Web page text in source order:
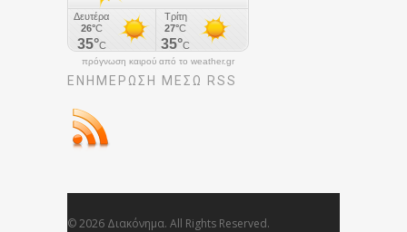
πρόγνωση καιρού από το weather.gr
ΕΝΗΜΈΡΩΣΉ ΜΕΣΩ RSS
© 2026 Διακόνημα. All Rights Reserved.